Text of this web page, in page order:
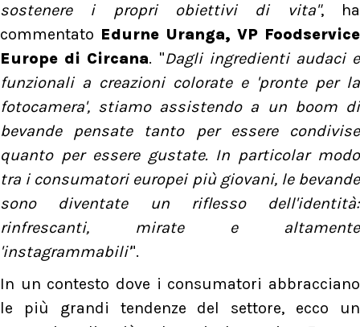
sostenere i propri obiettivi di vita", ha
commentato Edurne Uranga, VP Foodservice
Europe di Circana. "Dagli ingredienti audaci e
funzionali a creazioni colorate e 'pronte per la
fotocamera', stiamo assistendo a un boom di
bevande pensate tanto per essere condivise
quanto per essere gustate. In particolar modo
tra i consumatori europei più giovani, le bevande
sono diventate un riflesso dell'identità:
rinfrescanti, mirate e altamente
'instagrammabili'".
In un contesto dove i consumatori abbracciano
le più grandi tendenze del settore, ecco un